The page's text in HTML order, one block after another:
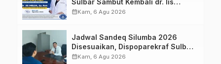
Sulbar Sambut Kembali dr. Iis
Imelda, Sp.Rad
calendar_monthKam, 6 Agu 2026
Jadwal Sandeq Silumba 2026
Disesuaikan, Dispoparekraf Sulbar
Pastikan Persiapan Tetap
calendar_monthKam, 6 Agu 2026